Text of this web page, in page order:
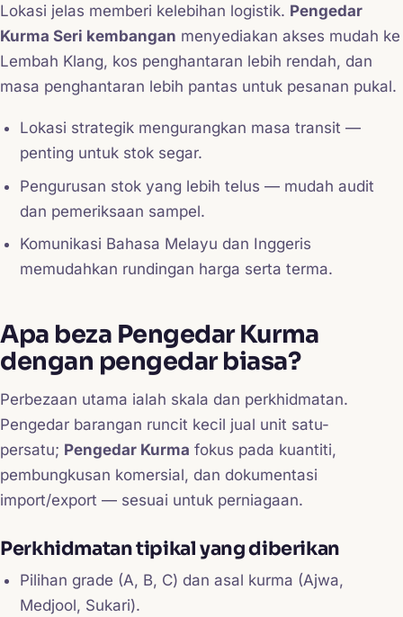
Lokasi jelas memberi kelebihan logistik. Pengedar
Kurma Seri kembangan menyediakan akses mudah ke
Lembah Klang, kos penghantaran lebih rendah, dan
masa penghantaran lebih pantas untuk pesanan pukal.
Lokasi strategik mengurangkan masa transit —
penting untuk stok segar.
Pengurusan stok yang lebih telus — mudah audit
dan pemeriksaan sampel.
Komunikasi Bahasa Melayu dan Inggeris
memudahkan rundingan harga serta terma.
Apa beza Pengedar Kurma
dengan pengedar biasa?
Perbezaan utama ialah skala dan perkhidmatan.
Pengedar barangan runcit kecil jual unit satu-
persatu; Pengedar Kurma fokus pada kuantiti,
pembungkusan komersial, dan dokumentasi
import/export — sesuai untuk perniagaan.
Perkhidmatan tipikal yang diberikan
Pilihan grade (A, B, C) dan asal kurma (Ajwa,
Medjool, Sukari).